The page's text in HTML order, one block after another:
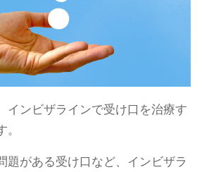
インビザラインで受け口を治療す
題がある受け口など、インビザラ